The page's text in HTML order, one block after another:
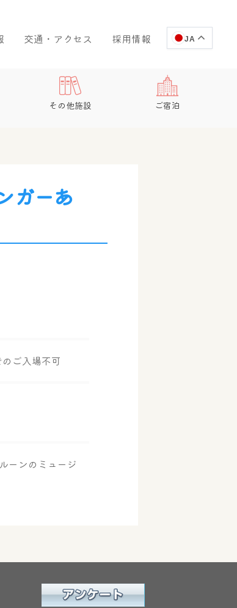
交通・アクセス 採用情報 JA
その他施設 ご宿泊
ガーあ
ご入場不可
ーンのミュージ